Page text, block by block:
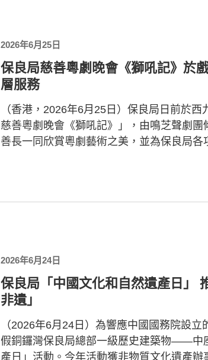
2026年6月25日
保良局慈善粵劇晚會《獅吼記》
層服務
（香港，2026年6月25日）保良局日前於
慈善粵劇晚會《獅吼記》」，由鳴芝聲劇
善長一同欣賞粵劇藝術之美，並為保良局
2026年6月24日
保良局「中國文化和自然遺產日」
非遺」
（2026年6月24日）為響應中國國務院設
假銅鑼灣保良局總部一級歷史建築物——中
產日」活動。今年活動獲非物質文化遺產